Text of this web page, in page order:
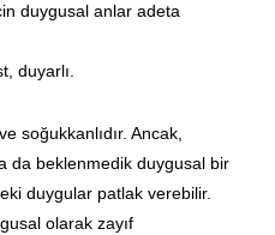
duygusal anlar adeta
duyarlı.
soğukkanlıdır. Ancak,
da beklenmedik duygusal bir
duygular patlak verebilir.
olarak zayıf